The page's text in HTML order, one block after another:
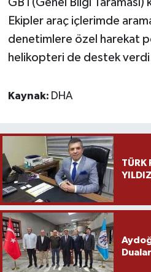
GBT(Genel Bilgi Taraması)
Ekipler araç içlerimde
denetimlere özel harekat
helikopteri de destek
Kaynak: DHA
TÜRK